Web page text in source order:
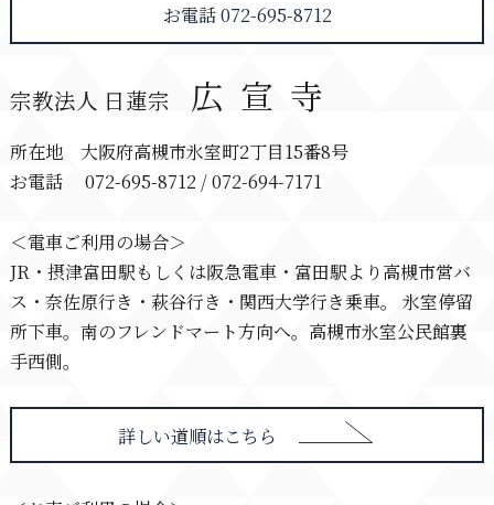
お電話 072-695-8712
宗教法人 日蓮宗 広宣寺
所在地 大阪府高槻市氷室町2丁目15番8号
お電話 072-695-8712 / 072-694-7171
＜電車ご利用の場合＞
JR・摂津富田駅もしくは阪急電車・富田駅より高槻市営バ
ス・奈佐原行き・萩谷行き・関西大学行き乗車。 氷室停留
所下車。南のフレンドマート方向へ。高槻市氷室公民館裏
手西側。
詳しい道順はこちら